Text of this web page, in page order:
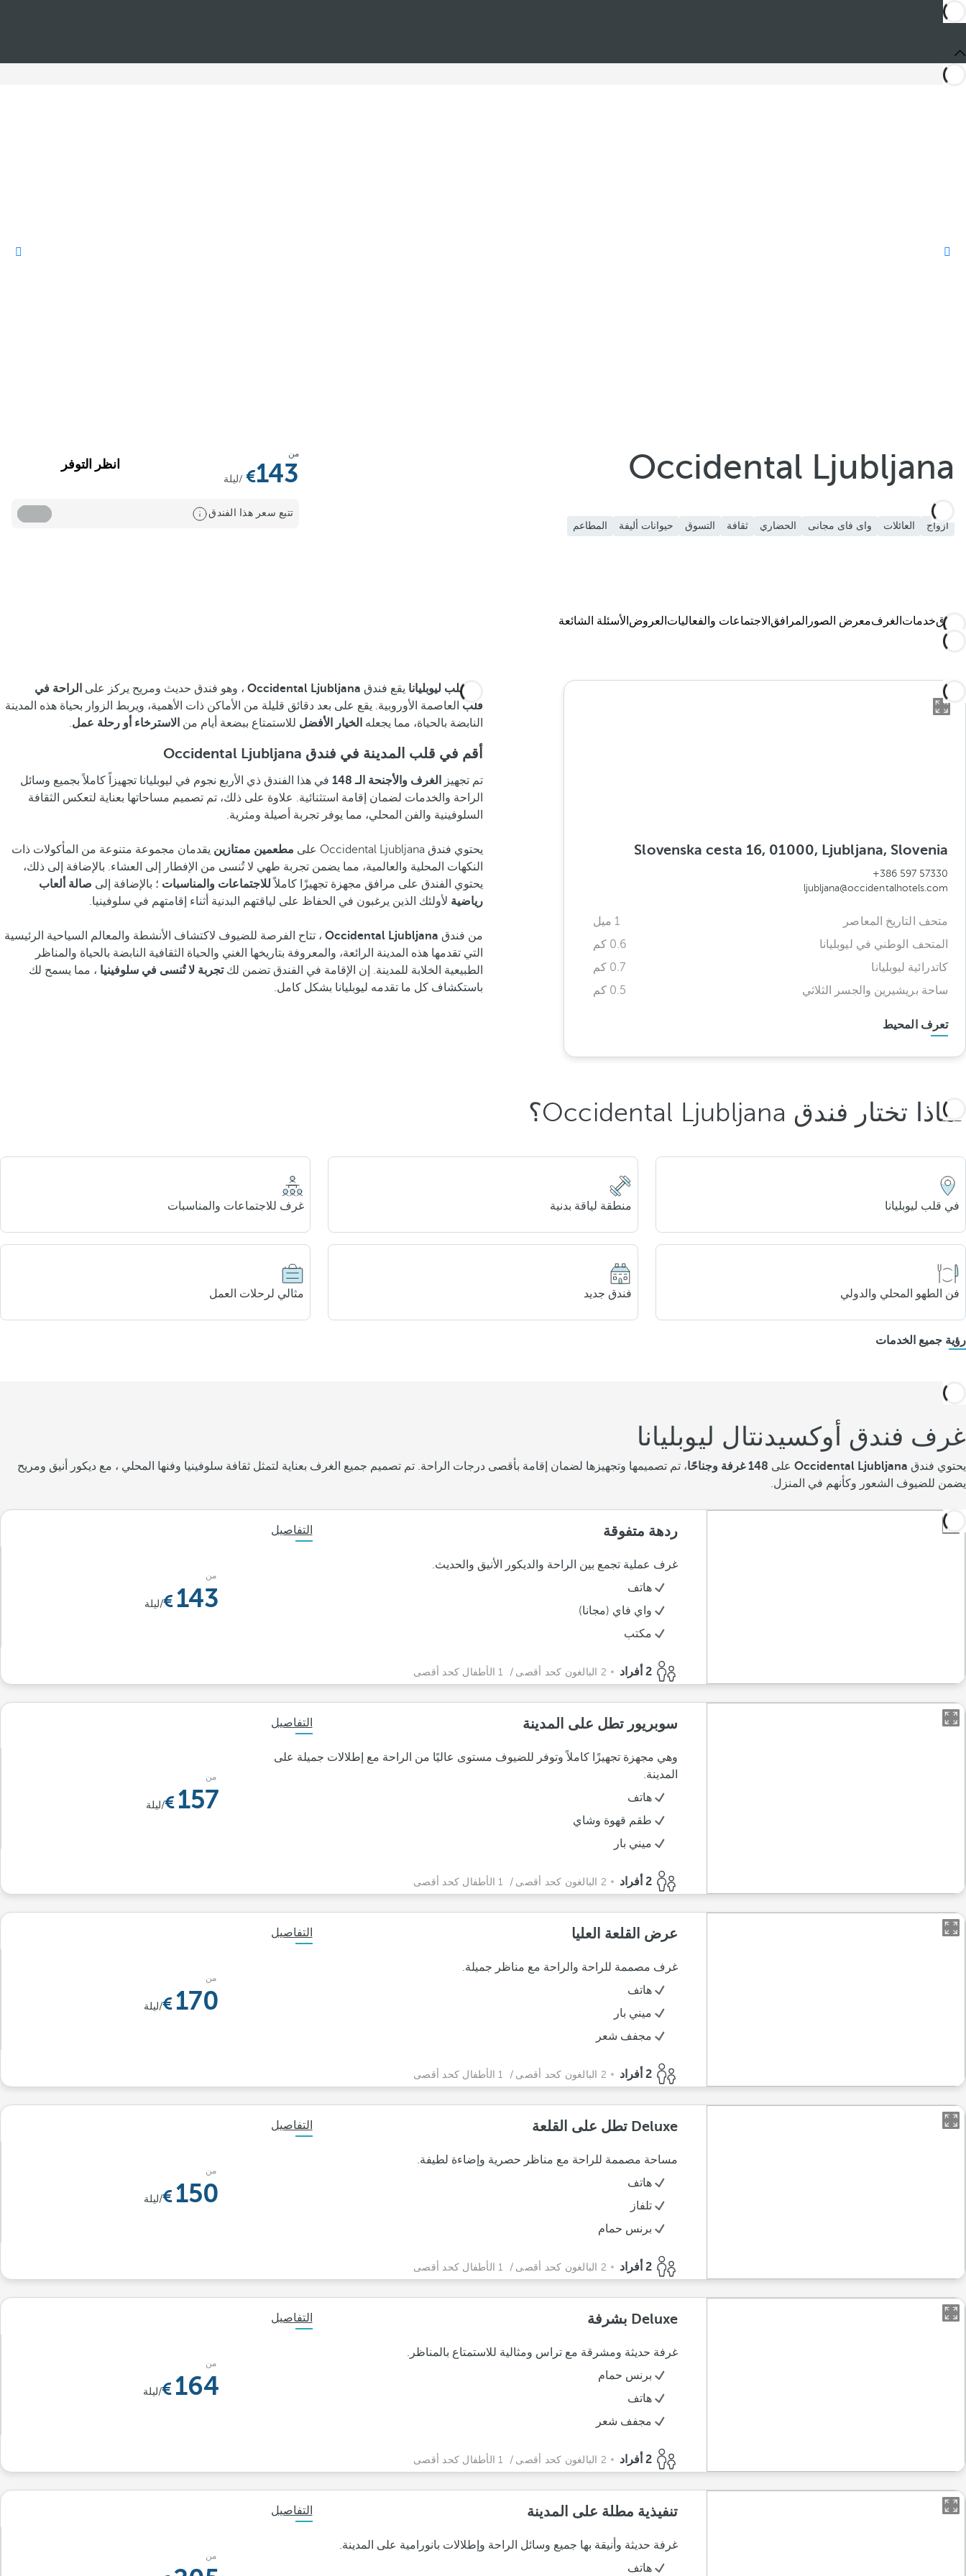
من
143 /ليلة
انظر التوفر
تتبع سعر هذا الفندق
Occidental Ljubljana
أزواج العائلات واى فاى مجانى الحضاري ثقافة التسوق حيوانات أليفة المطاعم
الفندقخدمات الغرفمعرض الصور المرافق الاجتماعات والفعاليات العروض الأسئلة الشائعة
قلب ليوبليانا يقع فندق Occidental Ljubljana ، وهو فندق حديث ومريح يركز على الراحة في
قلب العاصمة الأوروبية. يقع على بعد دقائق قليلة من الأماكن ذات الأهمية، ويربط الزوار بحياة هذه المدينة
النابضة بالحياة، مما يجعله الخيار الأفضل للاستمتاع ببضعة أيام من الاسترخاء أو رحلة عمل.
أقم في قلب المدينة في فندق Occidental Ljubljana
تم تجهيز الغرف والأجنحة الـ 148
في هذا الفندق ذي الأربع نجوم في ليوبليانا تجهيزاً كاملاً بجميع وسائل
الراحة والخدمات لضمان إقامة استثنائية. علاوة على ذلك، تم تصميم مساحاتها بعناية لتعكس الثقافة
السلوفينية والفن المحلي، مما يوفر تجربة أصيلة ومثرية.
يحتوي فندق Occidental Ljubljana على مطعمين ممتازين يقدمان مجموعة متنوعة من المأكولات ذات
النكهات المحلية والعالمية، مما يضمن تجربة طهي لا تُنسى من الإفطار إلى العشاء. بالإضافة إلى ذلك،
يحتوي الفندق على مرافق مجهزة تجهيزًا كاملاًللاجتماعات والمناسبات ؛ بالإضافة إلى صالة ألعاب
رياضية لأولئك الذين يرغبون في الحفاظ على لياقتهم البدنية أثناء إقامتهم في سلوفينيا.
من فندق Occidental Ljubljana ، تتاح الفرصة للضيوف لاكتشاف الأنشطة والمعالم السياحية الرئيسية
التي تقدمها هذه المدينة الرائعة، والمعروفة بتاريخها الغني والحياة الثقافية النابضة بالحياة والمناظر
الطبيعية الخلابة للمدينة. إن الإقامة في الفندق تضمن لكتجربة لا تُنسى في سلوفينيا ، مما يسمح لك
باستكشاف كل ما تقدمه ليوبليانا بشكل كامل.
Slovenska cesta 16, 01000, Ljubljana, Slovenia
+386 597 57330
ljubljana@occidentalhotels.com
متحف التاريخ المعاصر
1 ميل
المتحف الوطني في ليوبليانا
0.6 كم
كاتدرائية ليوبليانا
0.7 كم
ساحة بريشيرين والجسر الثلاثي
0.5 كم
تعرف المحيط
لماذا تختار فندق Occidental Ljubljana؟
في قلب ليوبليانا منطقة لياقة بدنية غرف للاجتماعات والمناسبات
فن الطهو المحلي والدولي فندق جديد مثالي لرحلات العمل
رؤية جميع الخدمات
غرف فندق أوكسيدنتال ليوبليانا
يحتوي فندق Occidental Ljubljana على 148 غرفة وجناحًا
، تم تصميمها وتجهيزها لضمان إقامة بأقصى درجات الراحة. تم تصميم جميع الغرف بعناية لتمثل ثقافة سلوفينيا وفنها المحلي ، مع ديكور أنيق ومريح
يضمن للضيوف الشعور وكأنهم في المنزل.
ردهة متفوقة التفاصيل
غرف عملية تجمع بين الراحة والديكور الأنيق والحديث.
هاتف
واي فاي (مجانا)
مكتب
2 البالغون كحد أقصى / 1 الأطفال كحد أقصى
من
143 /ليلة
سوبريور تطل على المدينة التفاصيل
وهي مجهزة تجهيزًا كاملاً وتوفر للضيوف مستوى عاليًا من الراحة مع إطلالات جميلة على
المدينة.
هاتف
طقم قهوة وشاي
ميني بار
2 البالغون كحد أقصى / 1 الأطفال كحد أقصى
من
157 /ليلة
عرض القلعة العليا التفاصيل
غرف مصممة للراحة والراحة مع مناظر جميلة.
هاتف
ميني بار
مجفف شعر
2 البالغون كحد أقصى / 1 الأطفال كحد أقصى
من
170 /ليلة
Deluxe تطل على القلعة التفاصيل
مساحة مصممة للراحة مع مناظر حصرية وإضاءة لطيفة.
هاتف
تلفاز
برنس حمام
2 البالغون كحد أقصى / 1 الأطفال كحد أقصى
من
150 /ليلة
Deluxe بشرفة التفاصيل
غرفة حديثة ومشرقة مع تراس ومثالية للاستمتاع بالمناظر.
برنس حمام
هاتف
مجفف شعر
2 البالغون كحد أقصى / 1 الأطفال كحد أقصى
من
164 /ليلة
تنفيذية مطلة على المدينة التفاصيل
غرفة حديثة وأنيقة بها جميع وسائل الراحة وإطلالات بانورامية على المدينة.
هاتف
من